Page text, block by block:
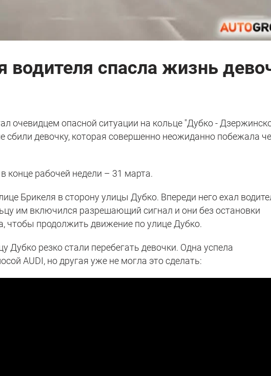
водителя спасла жизнь
очевидцем опасной ситуации на кольце "Дубко -
сбили девочку, которая совершенно неожиданно побежала
конце рабочей недели – 31 марта.
Брикеля в сторону улицы Дубко. Впереди него ехал
им включился разрешающий сигнал и они без остановки
чтобы продолжить движение по улице Дубко.
Дубко резко стали перебегать девочки. Одна успела
AUDI, но другая уже не могла это сделать: